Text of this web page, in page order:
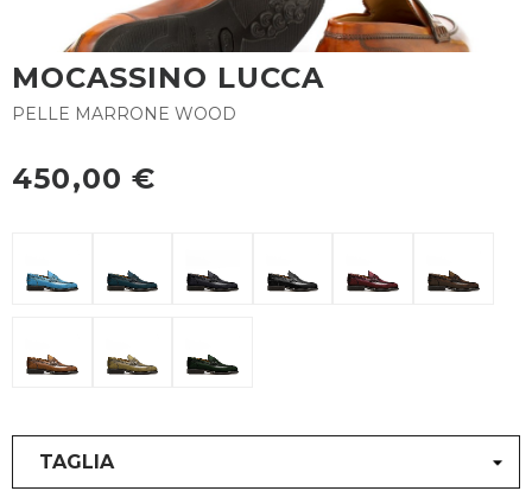
MOCASSINO LUCCA
PELLE MARRONE WOOD
450,00 €
TAGLIA